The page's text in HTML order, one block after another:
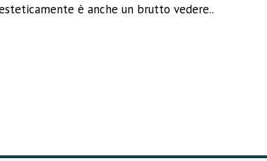
è anche un brutto vedere..